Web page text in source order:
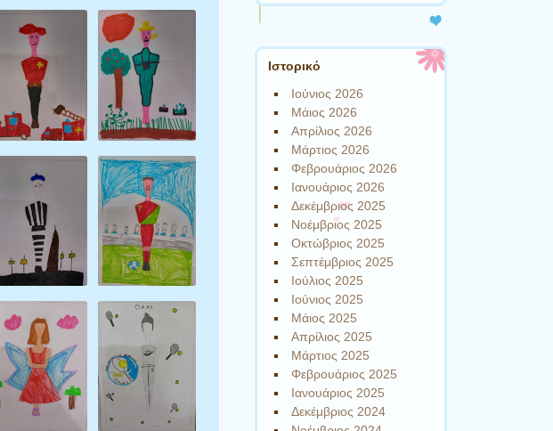
Ιστορικό
Ιούνιος 2026
Μάιος 2026
Απρίλιος 2026
Μάρτιος 2026
Φεβρουάριος 2026
Ιανουάριος 2026
Δεκέμβριος 2025
Νοέμβριος 2025
Οκτώβριος 2025
Σεπτέμβριος 2025
Ιούλιος 2025
Ιούνιος 2025
Μάιος 2025
Απρίλιος 2025
Μάρτιος 2025
Φεβρουάριος 2025
Ιανουάριος 2025
Δεκέμβριος 2024